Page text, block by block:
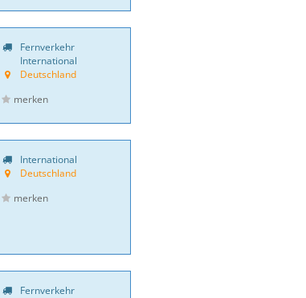
Fernverkehr
International
Deutschland
merken
International
Deutschland
merken
Fernverkehr